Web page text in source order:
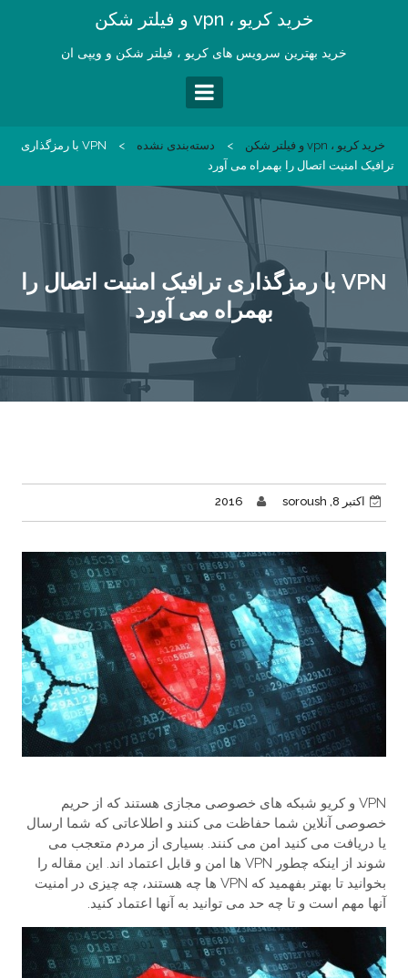
خرید کریو ، vpn و فیلتر شکن
خرید بهترین سرویس های کریو ، فیلتر شکن و ویپی ان
خرید کریو ، vpn و فیلتر شکن > دسته‌بندی نشده >
VPN با رمزگذاری
ترافیک امنیت اتصال را بهمراه می آورد
VPN با رمزگذاری ترافیک امنیت اتصال را
بهمراه می آورد
اکتبر 8, 2016 soroush
VPN و کریو شبکه های خصوصی مجازی هستند که از حریم
خصوصی آنلاین شما حفاظت می کنند و اطلاعاتی که شما ارسال
یا دریافت می کنید امن می کنند. بسیاری از مردم متعجب می
شوند از اینکه چطور VPN ها امن و قابل اعتماد اند. این مقاله را
بخوانید تا بهتر بفهمید که VPN ها چه هستند، چه چیزی در امنیت
آنها مهم است و تا چه حد می توانید به آنها اعتماد کنید.